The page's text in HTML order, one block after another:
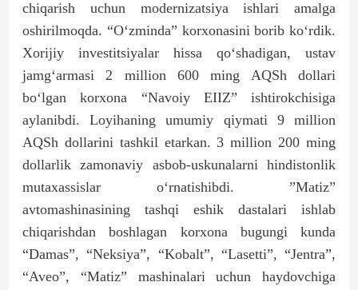
chiqarish uchun modernizatsiya ishlari amalga
oshirilmoqda. “O‘zminda” korxonasini borib ko‘rdik.
Xorijiy investitsiyalar hissa qo‘shadigan, ustav
jamg‘armasi 2 million 600 ming AQSh dollari
bo‘lgan korxona “Navoiy EIIZ” ishtirokchisiga
aylanibdi. Loyihaning umumiy qiymati 9 million
AQSh dollarini tashkil etarkan. 3 million 200 ming
dollarlik zamonaviy asbob-uskunalarni hindistonlik
mutaxassislar o‘rnatishibdi. ”Matiz”
avtomashinasining tashqi eshik dastalari ishlab
chiqarishdan boshlagan korxona bugungi kunda
“Damas”, “Neksiya”, “Kobalt”, “Lasetti”, “Jentra”,
“Aveo”, “Matiz” mashinalari uchun haydovchiga